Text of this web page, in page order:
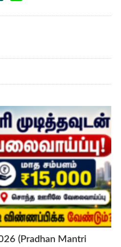
(Pradhan Mantri